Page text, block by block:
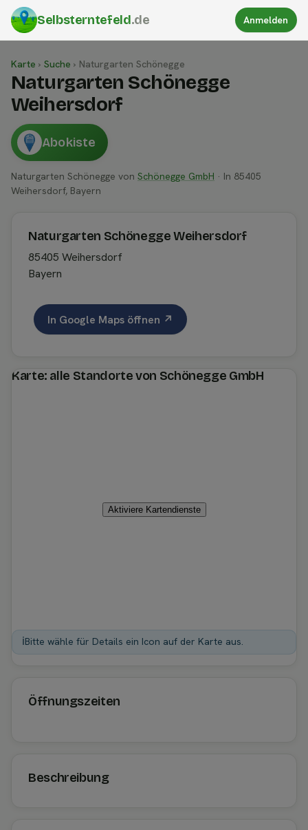
Selbsterntefeld.de Anmelden
Karte › Suche › Naturgarten Schönegge
Naturgarten Schönegge
Weihersdorf
Abokiste
Naturgarten Schönegge von Schönegge GmbH · In 85405
Weihersdorf, Bayern
Naturgarten Schönegge Weihersdorf
85405 Weihersdorf
Bayern
In Google Maps öffnen ↗
Karte: alle Standorte von Schönegge GmbH
Aktiviere Kartendienste
ℹ️Bitte wähle für Details ein Icon auf der Karte aus.
Öffnungszeiten
Beschreibung